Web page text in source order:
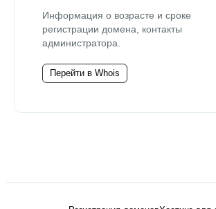
Информация о возрасте и сроке
регистрации домена, контакты
администратора.
Перейти в Whois